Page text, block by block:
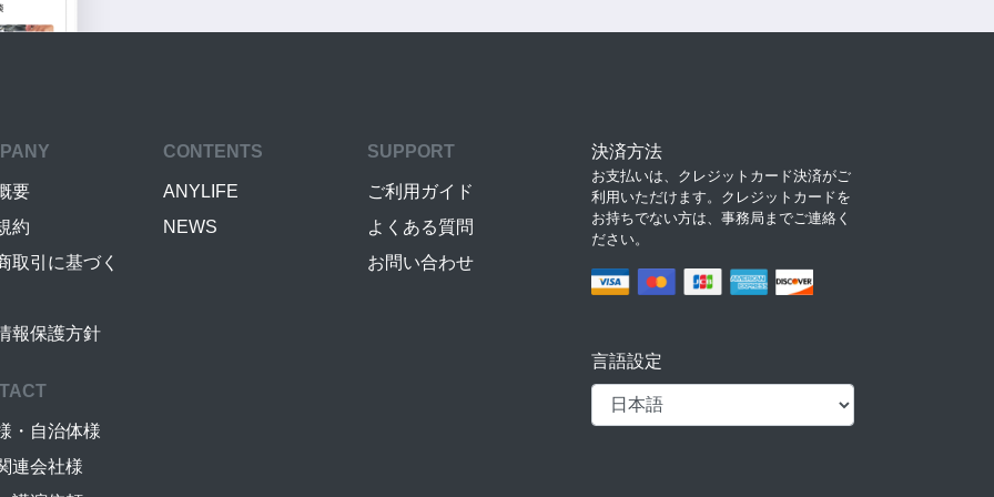
要
約
取引に基づく
報保護方針
CONTENTS
ANYLIFE
NEWS
SUPPORT
ご利用ガイド
よくある質問
お問い合わせ
・自治体様
連会社様
決済方法
お支払いは、クレジットカード決済がご
利用いただけます。クレジットカードを
お持ちでない方は、事務局までご連絡く
ださい。
言語設定